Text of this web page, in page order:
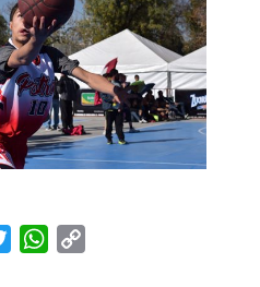
TwitterWhatsApp